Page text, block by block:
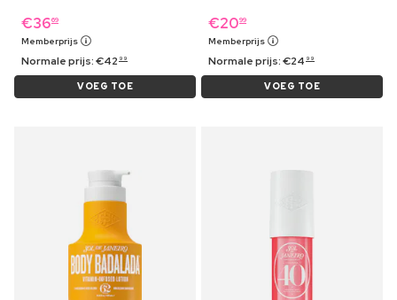
€3669
Memberprijs
Normale prijs:€42 99
VOEG TOE
€2099
Memberprijs
Normale prijs:€24 99
VOEG TOE